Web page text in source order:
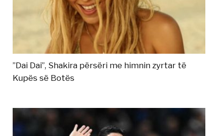
”Dai Dai”, Shakira përsëri me himnin zyrtar të
Kupës së Botës